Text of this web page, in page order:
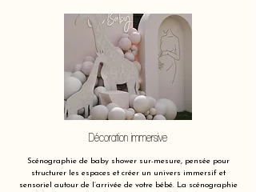
Décoration immersive
Scénographie de baby shower sur-mesure, pensée pour
structurer les espaces et créer un univers immersif et
sensoriel autour de l’arrivée de votre bébé. La scénographie